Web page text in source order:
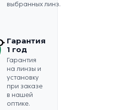
выбранных линз.
Гарантия
1 год
Гарантия
на линзы и
установку
при заказе
в нашей
оптике.